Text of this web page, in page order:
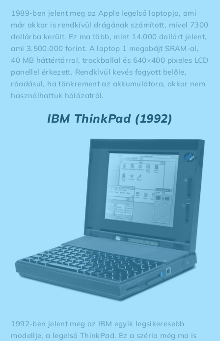
1989-ben jelent meg az Apple legelső laptopja, ami
már akkor is rendkívül drágának számított, mivel 7300
dollárba került. Ez ma több, mint 14.000 dollárt jelent,
ami 3.500.000 forint. A laptop 1 megabájt SRAM-al,
40 MB háttértárral, trackballal és 640×400 pixeles LCD
panellel érkezett. Rendkívül kevés fogyott belőle,
ráadásul, ha tönkrement az akkumulátora, akkor nem
használhattuk hálózatról.
IBM ThinkPad (1992)
1992-ben jelent meg az IBM egyik legsikeresebb
modellje, a legelső ThinkPad. Ez a széria még ma is